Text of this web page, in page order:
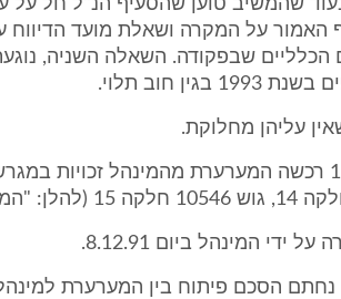
שהמשיב טוען שהסעיף הנ"ל חל על
האמור על המקרה ושאלת מועד הדיווח
הכלליים שבפקודה. השאלה השניה,
בגין חוב תלוי.
עליהן מחלוקת.
ידי המינהל ביום 8.12.91.